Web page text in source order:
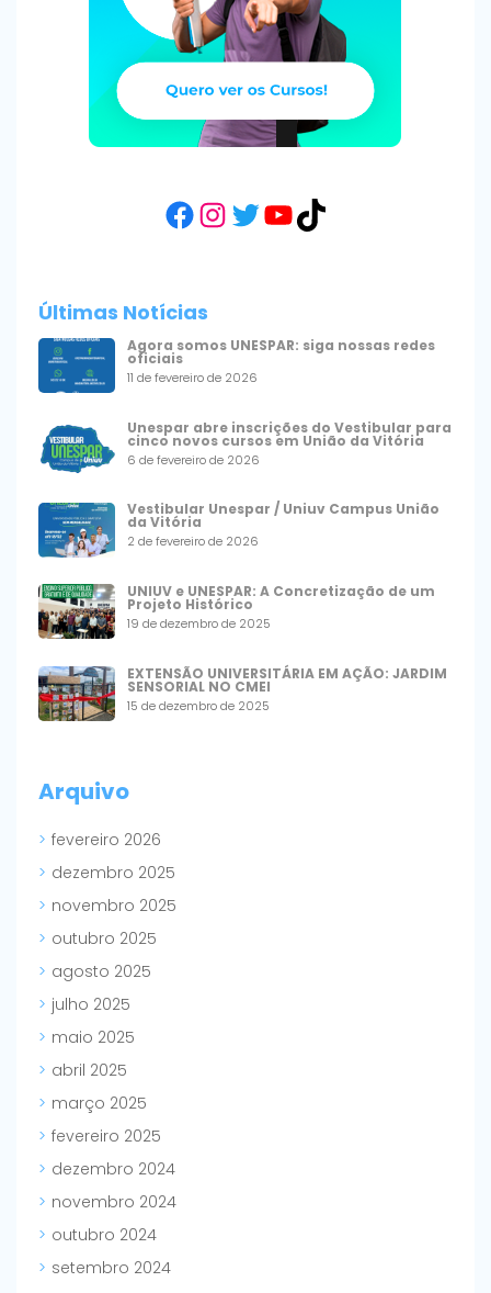
Facebook
Instagram
Twitter
YouTube
TikTok
Últimas Notícias
Agora somos UNESPAR: siga nossas redes
oficiais
11 de fevereiro de 2026
Unespar abre inscrições do Vestibular para
cinco novos cursos em União da Vitória
6 de fevereiro de 2026
Vestibular Unespar / Uniuv Campus União
da Vitória
2 de fevereiro de 2026
UNIUV e UNESPAR: A Concretização de um
Projeto Histórico
19 de dezembro de 2025
EXTENSÃO UNIVERSITÁRIA EM AÇÃO: JARDIM
SENSORIAL NO CMEI
15 de dezembro de 2025
Arquivo
fevereiro 2026
dezembro 2025
novembro 2025
outubro 2025
agosto 2025
julho 2025
maio 2025
abril 2025
março 2025
fevereiro 2025
dezembro 2024
novembro 2024
outubro 2024
setembro 2024